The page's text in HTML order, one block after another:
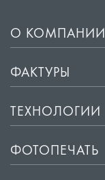
О КОМПАНИИ
ФАКТУРЫ
ТЕХНОЛОГИИ
ФОТОПЕЧАТЬ